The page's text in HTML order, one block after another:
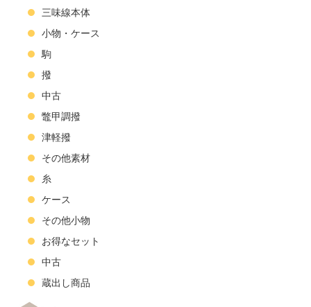
三味線本体
小物・ケース
駒
撥
中古
鼈甲調撥
津軽撥
その他素材
糸
ケース
その他小物
お得なセット
中古
蔵出し商品